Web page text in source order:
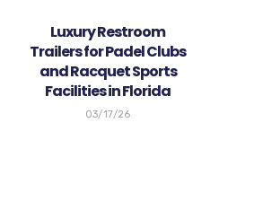
Luxury Restroom
Trailers for Padel Clubs
and Racquet Sports
Facilities in Florida
03/17/26